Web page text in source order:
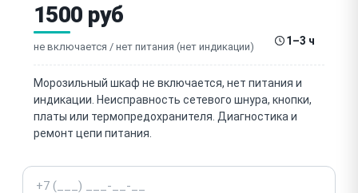
(циркуляция воздуха)
Неисправен термостат / датчик температуры
Износ / повреждение уплотнителя двери
Течёт вода / засор дренажа / лужа под шкафом
Шумит / стучит / вибрирует (компрессор,
вентилятор, подшипник)
1500 руб
не включается / нет питания (нет индикации) 1–3 ч
Морозильный шкаф не включается, нет питания и
индикации. Неисправность сетевого шнура, кнопки,
платы или термопредохранителя. Диагностика и
ремонт цепи питания.
Телефон